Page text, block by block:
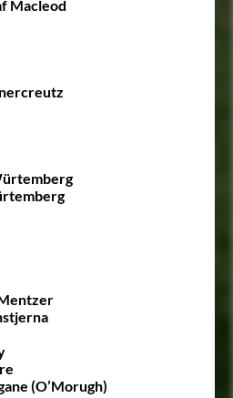
Macleod
(O’Morugh)